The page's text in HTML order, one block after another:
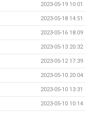
2023-05-19 10:01
2023-05-18 14:51
2023-05-16 18:09
2023-05-13 20:32
2023-05-12 17:39
2023-05-10 20:04
2023-05-10 13:31
2023-05-10 10:14